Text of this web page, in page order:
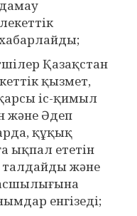
Қазақстан
қызмет,
іс-қимыл
және Әдеп
құқық
ықпал ететін
және
енгізеді;